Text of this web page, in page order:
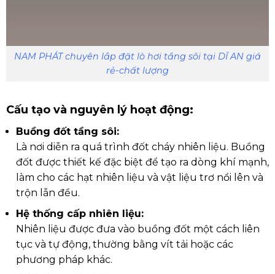
NAM PHÁT chuyên lắp đặt lò hơi tầng sôi tại DĨ AN giá
rẻ-chất lượng
Cấu tạo và nguyên lý hoạt động:
Buồng đốt tầng sôi:
Là nơi diễn ra quá trình đốt cháy nhiên liệu. Buồng
đốt được thiết kế đặc biệt để tạo ra dòng khí mạnh,
làm cho các hạt nhiên liệu và vật liệu trơ nổi lên và
trộn lẫn đều.
Hệ thống cấp nhiên liệu:
Nhiên liệu được đưa vào buồng đốt một cách liên
tục và tự động, thường bằng vít tải hoặc các
phương pháp khác.